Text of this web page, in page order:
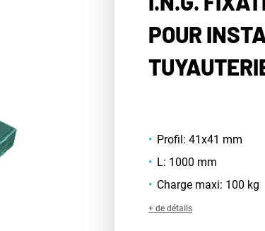
POUR
Profil: 41x41 mm
L: 1000 mm
Charge maxi: 100 kg
+ de détails